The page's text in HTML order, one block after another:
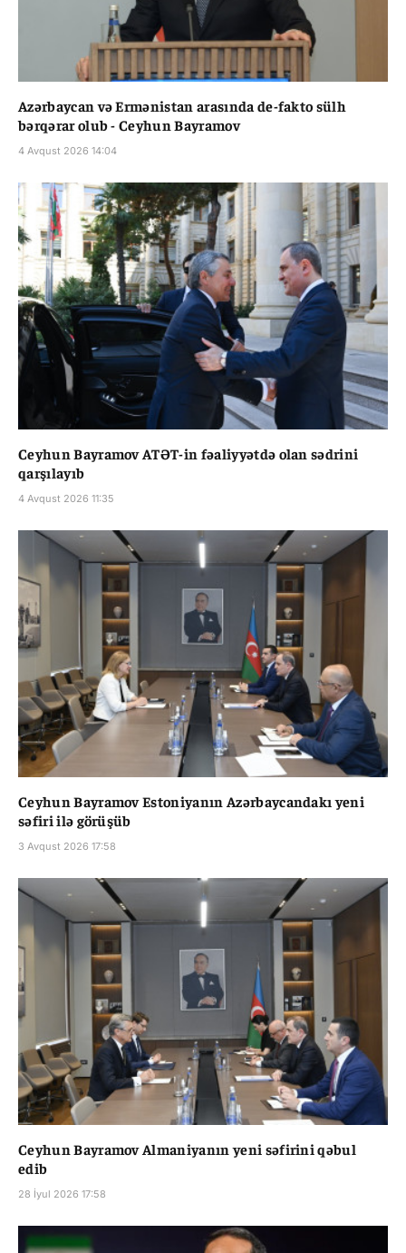
Azərbaycan və Ermənistan arasında de-fakto sülh
bərqərar olub - Ceyhun Bayramov
4 Avqust 2026 14:04
Ceyhun Bayramov ATƏT-in fəaliyyətdə olan sədrini
qarşılayıb
4 Avqust 2026 11:35
Ceyhun Bayramov Estoniyanın Azərbaycandakı yeni
səfiri ilə görüşüb
3 Avqust 2026 17:58
Ceyhun Bayramov Almaniyanın yeni səfirini qəbul
edib
28 İyul 2026 17:58